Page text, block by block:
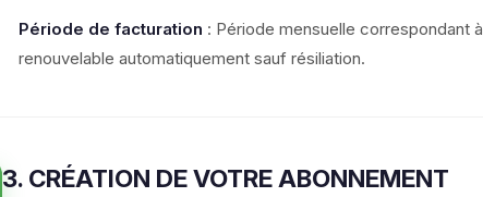
Période de facturation : Période mensuelle correspondant
renouvelable automatiquement sauf résiliation.
3. CRÉATION DE VOTRE ABONNEMENT